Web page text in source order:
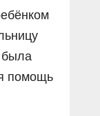
была
помощь